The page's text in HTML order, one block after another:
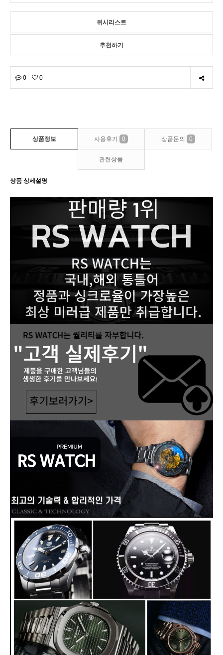
위시리스트
추천하기
0 0
상품정보 사용후기 0 상품문의 0
관련상품
상품 상세설명